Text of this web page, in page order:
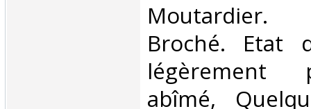
Broché. Etat
légèrement
abîmé,